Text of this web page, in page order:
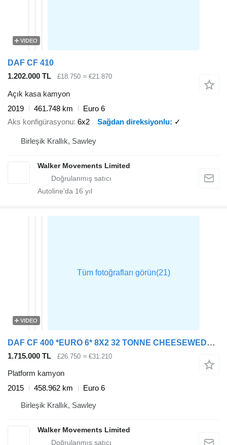
VIDEO
DAF CF 410
1.202.000 TL
£18.750 ≈ €21.870
Açık kasa kamyon
2019
461.748 km
Euro 6
Aks konfigürasyonu 6x2 Sağdan direksiyonlu ✓
Birleşik Krallık, Sawley
Walker Movements Limited
Autoline'da 16 yıl
VIDEO
DAF CF 400 *EURO 6* 8X2 32 TONNE CHEESEWEDGE BEAVERTAIL – 2015 – PN6
1.715.000 TL £26.750 ≈ €31.210
Platform kamyon
2015
458.962 km
Euro 6
Birleşik Krallık, Sawley
Walker Movements Limited